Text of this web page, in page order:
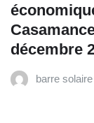
décembre
barre solaire